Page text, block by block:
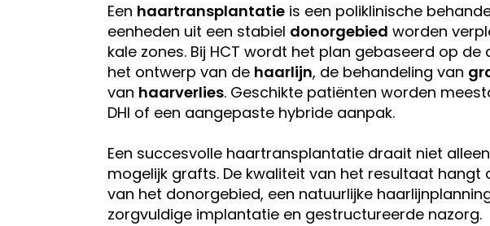
Een haartransplantatie is een poliklinische
eenheden uit een stabiel donorgebied worden
kale zones. Bij HCT wordt het plan gebaseerd op
het ontwerp van de haarlijn, de behandeling van
van haarverlies. Geschikte patiënten worden
DHI of een aangepaste hybride aanpak.
Een succesvolle haartransplantatie draait niet
mogelijk grafts. De kwaliteit van het resultaat hangt
van het donorgebied, een natuurlijke
zorgvuldige implantatie en gestructureerde nazorg.